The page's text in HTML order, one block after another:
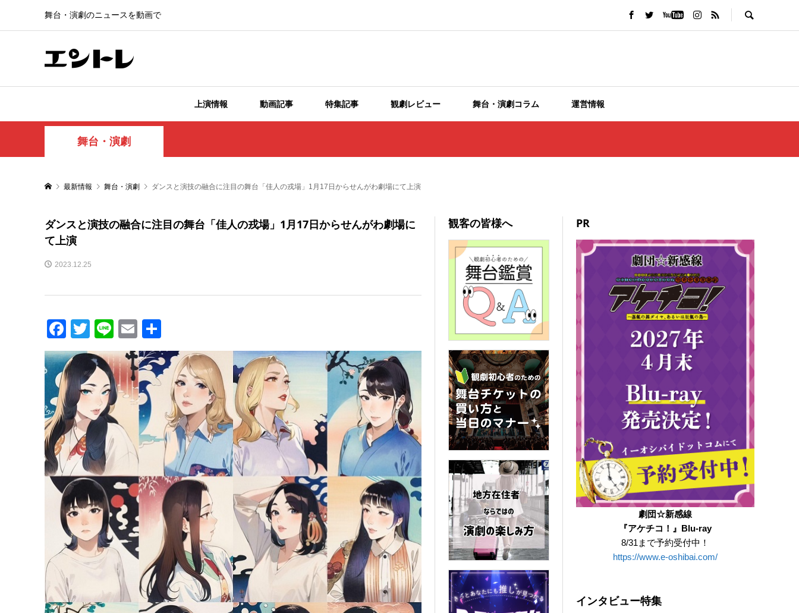
舞台・演劇のニュースを動画で
上演情報 動画記事 特集記事 観劇レビュー 舞台・演劇コラム 運営情報
舞台・演劇
最新情報 舞台・演劇 ダンスと演技の融合に注目の舞台「佳人の戎場」1月17日からせんがわ劇場にて上演
ダンスと演技の融合に注目の舞台「佳人の戎場」1月17日からせんがわ劇場に
て上演
2023.12.25
Facebook
TwitterLineEmail
有
PR
劇団☆新感線
『アケチコ！』Blu-ray
8/31まで予約受付中！
https://www.e-oshibai.com/
インタビュー特集
観客の皆様へ